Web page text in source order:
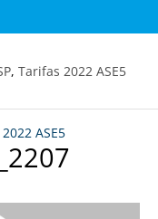
, Tarifas 2022 ASE5
ASE5